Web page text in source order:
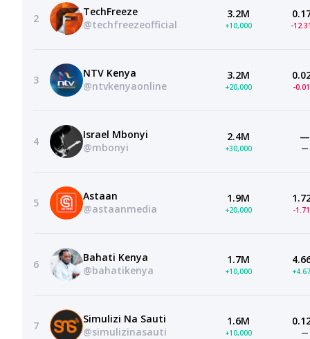
2
TechFreeze
@techfreezeofficial
3.2M
+10,000 -
3
NTV Kenya
@ntvkenyaonline
3.2M
+20,000 -
4
Israel Mbonyi
@mbonyi
2.4M
+30,000
—
—
5
Astaan
@astaanmedia
1.9M
+20,000 -
6
Bahati Kenya
@bahatikenya
1.7M
+10,000
7
Simulizi Na Sauti
@simulizinasauti
1.6M
+10,000 —